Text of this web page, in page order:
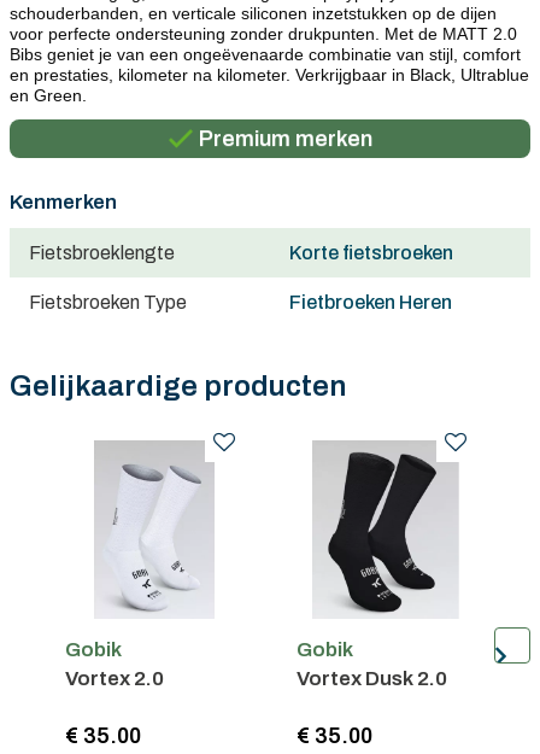
schouderbanden, en verticale siliconen inzetstukken op de dijen
voor perfecte ondersteuning zonder drukpunten. Met de MATT 2.0
Bibs geniet je van een ongeëvenaarde combinatie van stijl, comfort
en prestaties, kilometer na kilometer. Verkrijgbaar in Black, Ultrablue
en Green.
Persoonlijk advies
Premium merken
Gratis verzending in België vanaf €100
Kenmerken
Fietsbroeklengte Korte fietsbroeken
Fietsbroeken Type Fietbroeken Heren
Gelijkaardige producten
Gobik
Vortex 2.0
€ 35.00
Gobik
Vortex Dusk 2.0
€ 35.00